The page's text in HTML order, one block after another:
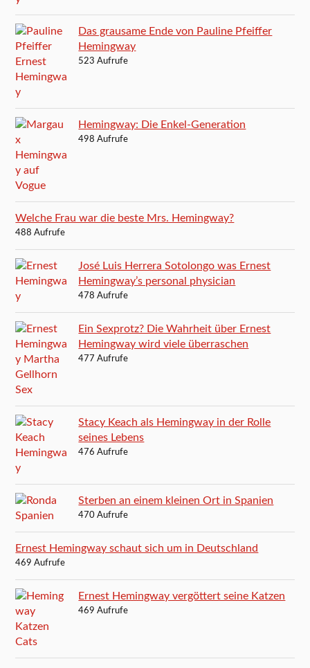
Das grausame Ende von Pauline Pfeiffer
Hemingway
523 Aufrufe
Hemingway: Die Enkel-Generation
498 Aufrufe
Welche Frau war die beste Mrs. Hemingway?
488 Aufrufe
José Luis Herrera Sotolongo was Ernest
Hemingway’s personal physician
478 Aufrufe
Ein Sexprotz? Die Wahrheit über Ernest
Hemingway wird viele überraschen
477 Aufrufe
Stacy Keach als Hemingway in der Rolle
seines Lebens
476 Aufrufe
Sterben an einem kleinen Ort in Spanien
470 Aufrufe
Ernest Hemingway schaut sich um in Deutschland
469 Aufrufe
Ernest Hemingway vergöttert seine Katzen
469 Aufrufe